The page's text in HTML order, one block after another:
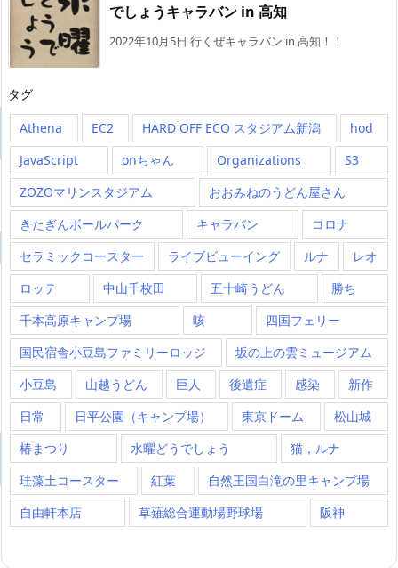
でしょうキャラバン in 高知
2022年10月5日 行くぜキャラバン in 高知！！
タグ
Athena
EC2 HARD OFF ECO スタジアム新潟
hod
JavaScript
onちゃん Organizations
S3
ZOZOマリンスタジアム
おおみねのうどん屋さん
きたぎんボールパーク
キャラバン
コロナ
セラミックコースター
ライブビューイング ルナ
レオ
ロッテ
中山千枚田 五十崎うどん
勝ち
千本高原キャンプ場
咳
四国フェリー
国民宿舎小豆島ファミリーロッジ
坂の上の雲ミュージアム
小豆島
山越うどん 巨人 後遺症 感染
新作
日常
日平公園（キャンプ場） 東京ドーム
松山城
椿まつり
水曜どうでしょう
猫，ルナ
珪藻土コースター
紅葉
自然王国白滝の里キャンプ場
自由軒本店
草薙総合運動場野球場 阪神